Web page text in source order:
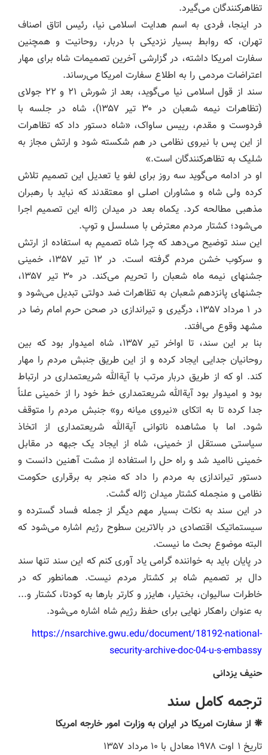
تظاهرکنندگان می‌گیرد.
در اینجا، فردی به اسم هدایت اسلامی نیا، رئیس اتاق اصناف
تهران، که روابط بسیار نزدیکی با دربار، روحانیت و همچنین
سفارت امریکا داشته، در گزارشی آخرین تصمیمات شاه برای مهار
اعتراضات مردمی را به اطلاع سفارت امریکا می‌رساند.
سند از قول اسلامی نیا می‌گوید، بعد از شورش ۲۱ و ۲۲ جولای
(تظاهرات نیمه شعبان در ۳۰ تیر ۱۳۵۷)، شاه در جلسه با
فردوست و مقدم، رییس ساواک، «شاه دستور داد که تظاهرات
از این پس با نیروی نظامی در هم شکسته شود و ارتش مجاز به
شلیک به تظاهرکنندگان است.»
او در ادامه می‌گوید سه روز برای لغو یا تعدیل این تصمیم تلاش
کرده ولی شاه و مشاوران اصلی او معتقدند که نباید با رهبران
مذهبی مطالحه کرد. یکماه بعد در میدان ژاله این تصمیم اجرا
می‌شود؛ کشتار مردم معترض با مسلسل و توپ.
این سند توضیح می‌دهد که چرا شاه تصمیم به استفاده از ارتش
و سرکوب خشن مردم گرفته است. در ۱۲ تیر ۱۳۵۷، خمینی
جشنهای نیمه ماه شعبان را تحریم می‌کند. در ۳۰ تیر ۱۳۵۷،
جشنهای پانزدهم شعبان به تظاهرات ضد دولتی تبدیل می‌شود و
در ۱ مرداد ۱۳۵۷، درگیری و تیراندازی در صحن حرم امام رضا در
مشهد وقوع می‌افتد.
بنا بر این سند، تا اواخر تیر ۱۳۵۷، شاه امیدوار بود که بین
روحانیان جدایی ایجاد کرده و از این طریق جنبش مردم را مهار
کند. او که از طریق دربار مرتب با آیةالله شریعتمداری در ارتباط
بود و امیدوار بود آیةالله شریعتمداری خط خود را از خمینی علناً
جدا کرده تا به اتکای «نیروی میانه رو» جنبش مردم را متوقف
شود. اما با مشاهده ناتوانی آیةالله شریعتمداری از اتخاذ
سیاستی مستقل از خمینی، شاه از ایجاد یک جبهه در مقابل
خمینی ناامید شد و راه حل را استفاده از مشت آهنین دانست و
دستور تیراندازی به مردم را داد که منجر به برقراری حکومت
نظامی و منجمله کشتار میدان ژاله گشت.
در این سند به نکات بسیار مهم دیگر از جمله فساد گسترده و
سیستماتیک اقتصادی در بالاترین سطوح رژیم اشاره می‌شود که
البته موضوع بحث ما نیست.
در پایان باید به خواننده گرامی یاد آوری کنم که این سند تنها سند
دال بر تصمیم شاه بر کشتار مردم نیست. همانطور که در
خاطرات سالیوان، بختیار، هایزر و کارتر بارها به کودتا، کشتار و...
به عنوان راهکار نهایی برای حفظ رژیم شاه اشاره می‌شود.
https://nsarchive.gwu.edu/document/18192-national-
security-archive-doc-04-u-s-embassy
حنیف یزدانی
ترجمه کامل سند
❋ از سفارت امریکا در ایران به وزارت امور خارجه امریکا
تاریخ ۱ اوت ۱۹۷۸ معادل با ۱۰ مرداد ۱۳۵۷